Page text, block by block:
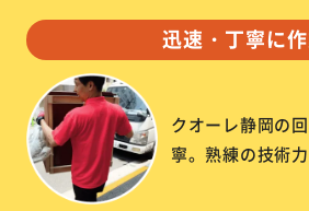
迅速・丁寧に
クオーレ静岡の
寧。熟練の技術